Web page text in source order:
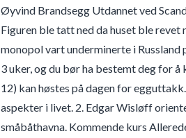
Øyvind Brandsegg Utdannet ved
Figuren ble tatt ned da huset ble
monopol vart underminerte i Russland
3 uker, og du bør ha bestemt deg for
12) kan høstes på dagen for
aspekter i livet. 2. Edgar Wisløff
småbåthavna. Kommende kurs